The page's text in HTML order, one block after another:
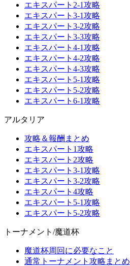
エキスパート2-1攻略
エキスパート3-1攻略
エキスパート3-2攻略
エキスパート3-3攻略
エキスパート4-1攻略
エキスパート4-2攻略
エキスパート4-3攻略
エキスパート5-1攻略
エキスパート5-2攻略
エキスパート6-1攻略
アルタリア
攻略＆報酬まとめ
エキスパート1攻略
エキスパート2攻略
エキスパート3-1攻略
エキスパート3-2攻略
エキスパート4攻略
エキスパート5-1攻略
エキスパート5-2攻略
トーナメント/魔道杯
魔道杯周回に必要なこと
通常トーナメント攻略まとめ